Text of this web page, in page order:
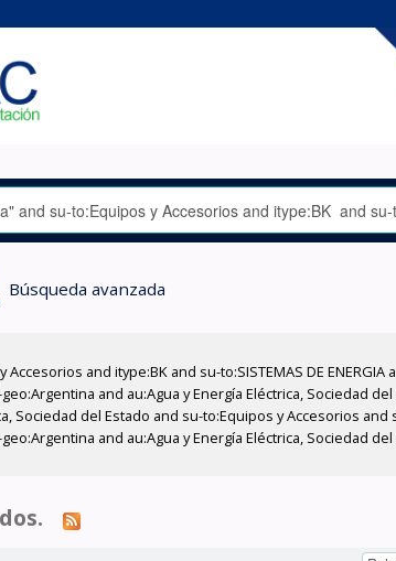
Búsqueda avanzada
and itype:BK and su-to:SISTEMAS DE
and au:Agua y Energía Eléctrica, Sociedad
Sociedad del Estado and su-to:Equipos y Accesorios
and au:Agua y Energía Eléctrica, Sociedad del